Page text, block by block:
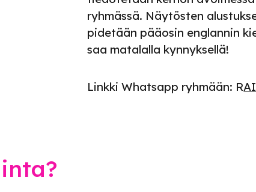
ryhmässä. Näytösten
pidetään pääosin englannin
saa matalalla kynnyksellä!
Linkki Whatsapp ryhmään: R